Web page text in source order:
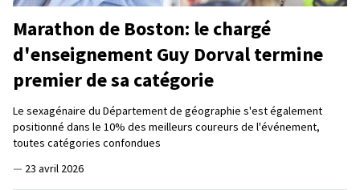
Marathon de Boston: le chargé
d'enseignement Guy Dorval termine
premier de sa catégorie
Le sexagénaire du Département de géographie s'est également
positionné dans le 10% des meilleurs coureurs de l'événement,
toutes catégories confondues
— 23 avril 2026